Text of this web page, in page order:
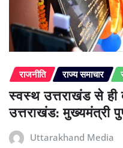
राजनीति राज्य समाचार
स्वस्थ उत्तराखंड से
उत्तराखंड: मुख्यमंत्री
Uttarakhand Media